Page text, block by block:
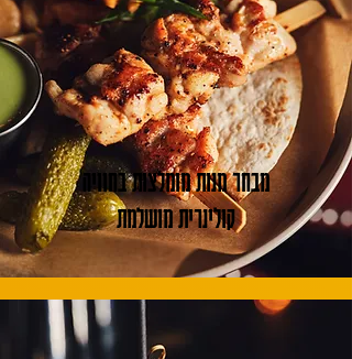
מבחר מנות מומלצות בחוויה
קולינרית מושלמת